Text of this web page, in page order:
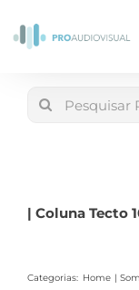
Search
| Coluna Tecto
Categorias: Home